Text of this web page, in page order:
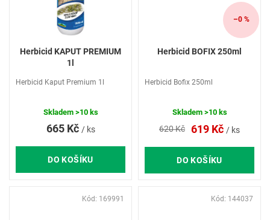
Herbicid KAPUT PREMIUM
1l
665 Kč / ks
DO KOŠÍKU
Herbicid Kaput Premium 1l
Skladem >10 ks
–0 %
Herbicid BOFIX 250ml
620 Kč 619 Kč / ks
DO KOŠÍKU
Herbicid Bofix 250ml
Skladem >10 ks
Kód: 169991 Kód: 144037